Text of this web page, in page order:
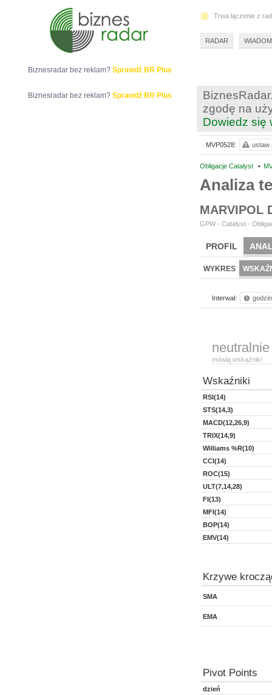
zgodę na
Dowiedz się
Obligacje Catalyst •
Analiza
MARVIPOL
GPW - Catalyst -
PROFIL
WYKRES
Interwał:
neutralnie
mówią wskaźniki
Wskaźniki
RSI(14)
STS(14,3)
MACD(12,26,9)
TRIX(14,9)
Williams %R(10)
CCI(14)
ROC(15)
ULT(7,14,28)
FI(13)
MFI(14)
BOP(14)
EMV(14)
Krzywe
SMA
EMA
Pivot Points
dzień
MVP0528: ustaw
Biznesradar bez reklam? Sprawdź BR Plus
Biznesradar bez reklam? Sprawdź BR Plus
Trwa łączenie z
RADAR